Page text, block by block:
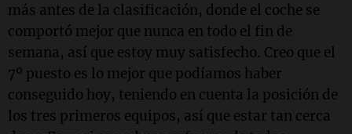
más antes de la clasificación, donde el coche se
comportó mejor que nunca en todo el fin de
semana, así que estoy muy satisfecho. Creo que el
7º puesto es lo mejor que podíamos haber
conseguido hoy, teniendo en cuenta la posición de
los tres primeros equipos, así que estar tan cerca